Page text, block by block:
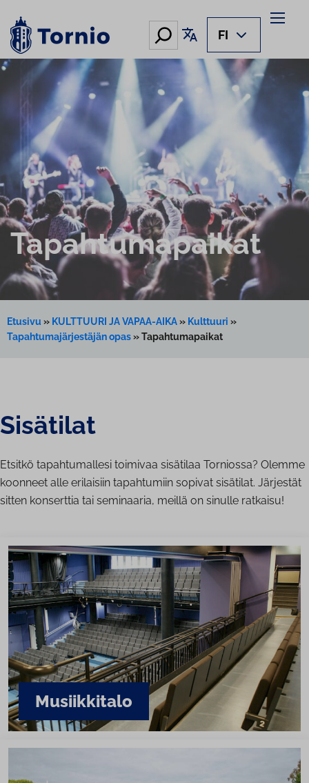
Hae Käännä sivu
FI
Ta­pah­tu­ma­pai­kat
Etusivu » KULTTUURI JA VAPAA-AIKA» Kulttuuri »
Tapahtumajärjestäjän opas»Tapahtumapaikat
Sisätilat
Etsitkö tapahtumallesi toimivaa sisätilaa Torniossa? Olemme
koonneet alle erilaisiin tapahtumiin sopivat sisätilat. Järjestät
sitten konserttia tai seminaaria, meillä on sinulle ratkaisu!
Musiik­ki­ta­lo